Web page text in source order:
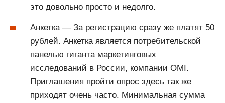
это довольно просто и недолго.
Анкетка — За регистрацию сразу же платят 50
рублей. Анкетка является потребительской
панелью гиганта маркетинговых
исследований в России, компании OMI.
Приглашения пройти опрос здесь так же
приходят очень часто. Минимальная сумма